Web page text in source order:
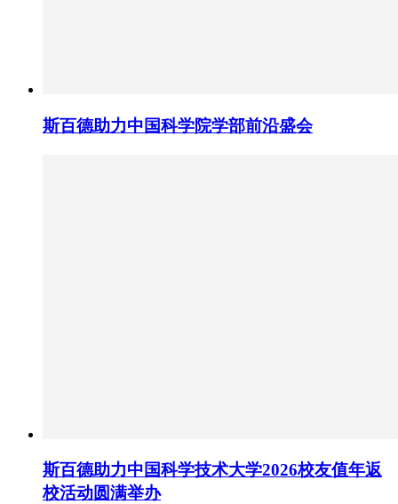
斯百德助力中国科学院学部前沿盛会
斯百德助力中国科学技术大学2026校友值年返
校活动圆满举办